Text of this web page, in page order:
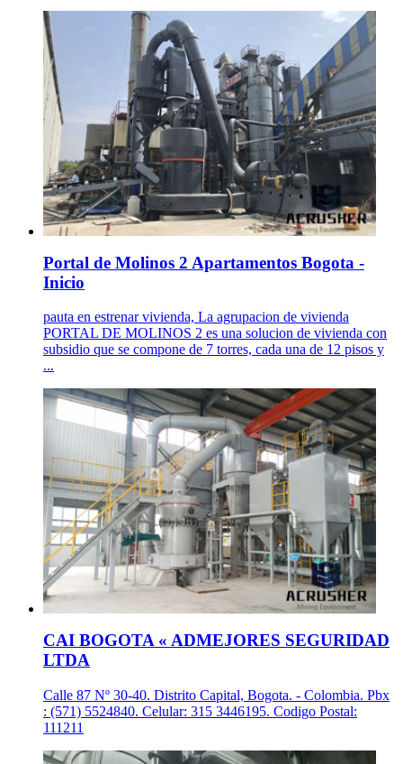
Portal de Molinos 2 Apartamentos Bogota -
Inicio
pauta en estrenar vivienda, La agrupacion de vivienda
PORTAL DE MOLINOS 2 es una solucion de vivienda con
subsidio que se compone de 7 torres, cada una de 12 pisos y
...
CAI BOGOTA « ADMEJORES SEGURIDAD
LTDA
Calle 87 Nº 30-40. Distrito Capital, Bogota. - Colombia. Pbx
: (571) 5524840. Celular: 315 3446195. Codigo Postal:
111211